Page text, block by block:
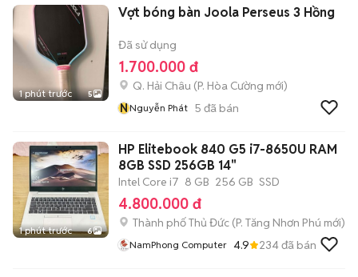
1 phút trước 5
Vợt bóng bàn Joola Perseus 3 Hồng
Đã sử dụng
1.700.000 đ
Q. Hải Châu (P. Hòa Cường mới)
NNguyễn Phát 5 đã bán
1 phút trước 6
HP Elitebook 840 G5 i7-8650U RAM
8GB SSD 256GB 14"
Intel Core i7 8 GB 256 GB SSD
4.800.000 đ
Thành phố Thủ Đức (P. Tăng Nhơn Phú mới)
NamPhong Computer 4.9 234đã bán